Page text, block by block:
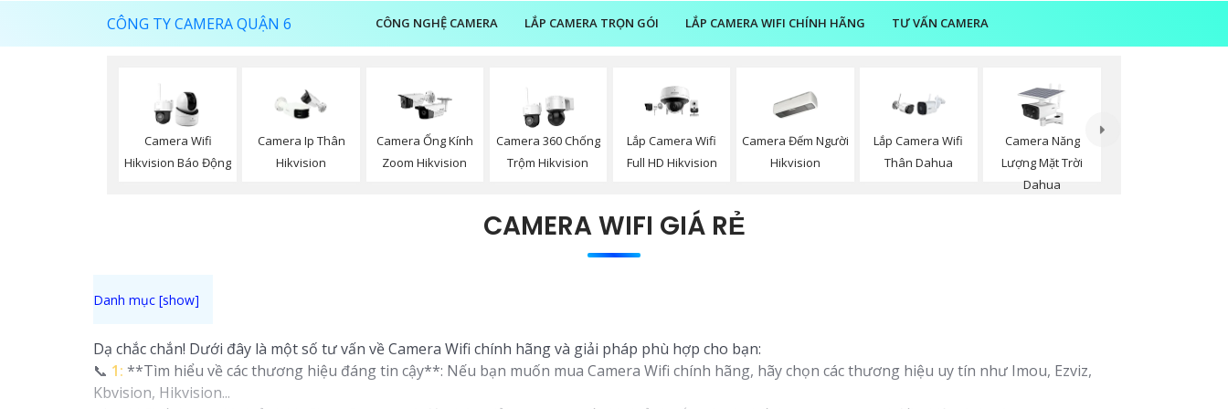
CÔNG TY CAMERA QUẬN 6 CÔNG NGHỆ CAMERA LẮP CAMERA TRỌN GÓI LẮP CAMERA WIFI CHÍNH HÃNG TƯ VẤN CAMERA
Camera Wifi
Hikvision Báo Động
Camera Ip Thân
Hikvision
Camera Ống Kính
Zoom Hikvision
Camera 360 Chống
Trộm Hikvision
Lắp Camera Wifi
Full HD Hikvision
Camera Đếm Người
Hikvision
Lắp Camera Wifi
Thân Dahua
Camera Năng
Lượng Mặt Trời
Dahua
CAMERA WIFI GIÁ RẺ
Dạ chắc chắn! Dưới đây là một số tư vấn về Camera Wifi chính hãng và giải pháp phù hợp cho bạn:
📞 1: **Tìm hiểu về các thương hiệu đáng tin cậy**: Nếu bạn muốn mua Camera Wifi chính hãng, hãy chọn các thương hiệu uy tín như Imou, Ezviz,
Kbvision, Hikvision...